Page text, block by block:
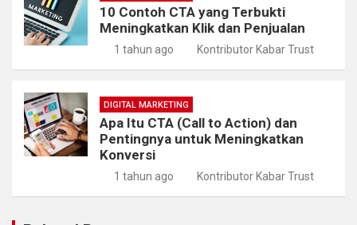
10 Contoh CTA yang Terbukti
Meningkatkan Klik dan Penjualan
1 tahun ago Kontributor Kabar Trust
DIGITAL MARKETING
Apa Itu CTA (Call to Action) dan
Pentingnya untuk Meningkatkan
Konversi
1 tahun ago Kontributor Kabar Trust